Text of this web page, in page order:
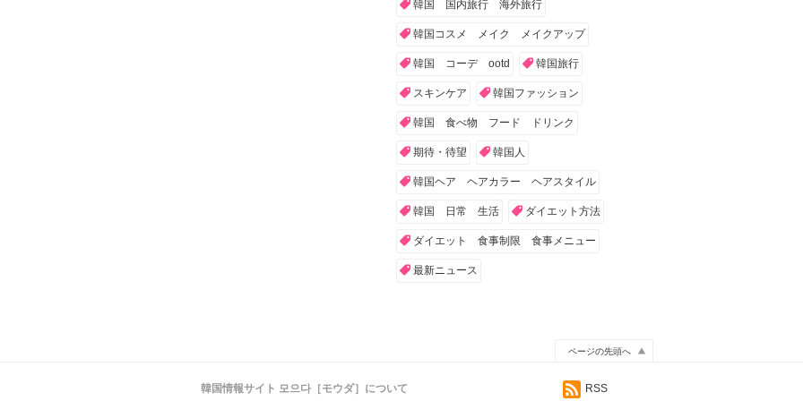
韓国 国内旅行 海外旅行
韓国コスメ メイク メイクアップ
韓国 コーデ ootd 韓国旅行
スキンケア 韓国ファッション
韓国 食べ物 フード ドリンク
期待・待望 韓国人
韓国ヘア ヘアカラー ヘアスタイル
韓国 日常 生活 ダイエット方法
ダイエット 食事制限 食事メニュー
最新ニュース
ページの先頭へ
韓国情報サイト 모으다［モウダ］について RSS